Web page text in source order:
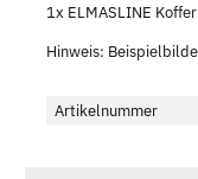
1x ELMASLINE
Hinweis:
Artikelnummer